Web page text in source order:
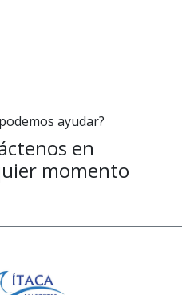
ayudar?
en
momento